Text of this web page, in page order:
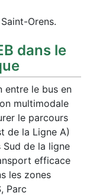
Orens.
dans le
entre le bus en
multimodale
le parcours
de la Ligne A)
Sud de la ligne
efficace
les zones
Parc